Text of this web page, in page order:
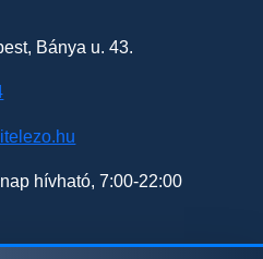
Bánya u. 43.
hívható, 7:00-22:00